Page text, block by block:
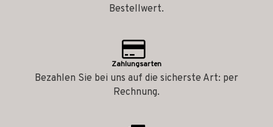
Bestellwert.
Zahlungsarten
Bezahlen Sie bei uns auf die sicherste Art: per
Rechnung.